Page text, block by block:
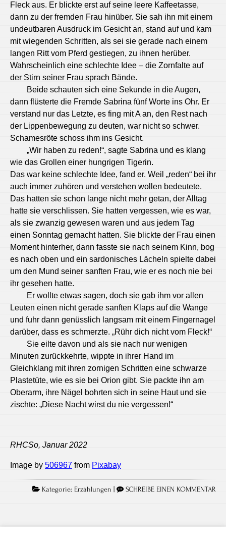
Fleck aus. Er blickte erst auf seine leere Kaffeetasse,
dann zu der fremden Frau hinüber. Sie sah ihn mit einem
undeutbaren Ausdruck im Gesicht an, stand auf und kam
mit wiegenden Schritten, als sei sie gerade nach einem
langen Ritt vom Pferd gestiegen, zu ihnen herüber.
Wahrscheinlich eine schlechte Idee – die Zornfalte auf
der Stirn seiner Frau sprach Bände.
Beide schauten sich eine Sekunde in die Augen,
dann flüsterte die Fremde Sabrina fünf Worte ins Ohr. Er
verstand nur das Letzte, es fing mit A an, den Rest nach
der Lippenbewegung zu deuten, war nicht so schwer.
Schamesröte schoss ihm ins Gesicht.
„Wir haben zu reden!“, sagte Sabrina und es klang
wie das Grollen einer hungrigen Tigerin.
Das war keine schlechte Idee, fand er. Weil „reden“ bei ihr
auch immer zuhören und verstehen wollen bedeutete.
Das hatten sie schon lange nicht mehr getan, der Alltag
hatte sie verschlissen. Sie hatten vergessen, wie es war,
als sie zwanzig gewesen waren und aus jedem Tag
einen Sonntag gemacht hatten. Sie blickte der Frau einen
Moment hinterher, dann fasste sie nach seinem Kinn, bog
es nach oben und ein sardonisches Lächeln spielte dabei
um den Mund seiner sanften Frau, wie er es noch nie bei
ihr gesehen hatte.
Er wollte etwas sagen, doch sie gab ihm vor allen
Leuten einen nicht gerade sanften Klaps auf die Wange
und fuhr dann genüsslich langsam mit einem Fingernagel
darüber, dass es schmerzte. „Rühr dich nicht vom Fleck!“
Sie eilte davon und als sie nach nur wenigen
Minuten zurückkehrte, wippte in ihrer Hand im
Gleichklang mit ihren zornigen Schritten eine schwarze
Plastetüte, wie es sie bei Orion gibt. Sie packte ihn am
Oberarm, ihre Nägel bohrten sich in seine Haut und sie
zischte: „Diese Nacht wirst du nie vergessen!“
RHCSo, Januar 2022
Image by 506967 from Pixabay
Kategorie: Erzählungen SCHREIBE EINEN KOMMENTAR